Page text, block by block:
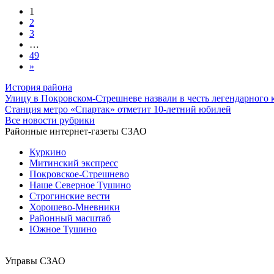
1
2
3
…
49
»
История района
Улицу в Покровском-Стрешневе назвали в честь легендарного
Станция метро «Спартак» отметит 10-летний юбилей
Все новости рубрики
Районные интернет-газеты СЗАО
Куркино
Митинский экспресс
Покровское-Стрешнево
Наше Северное Тушино
Строгинские вести
Хорошево-Мневники
Районный масштаб
Южное Тушино
Управы СЗАО